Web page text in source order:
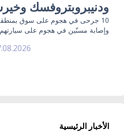
ودنيبروبتروفسك
10 جرحى في هجوم على سوق
وإصابة مسنّين في هجوم على
الأخبار الرئيسية